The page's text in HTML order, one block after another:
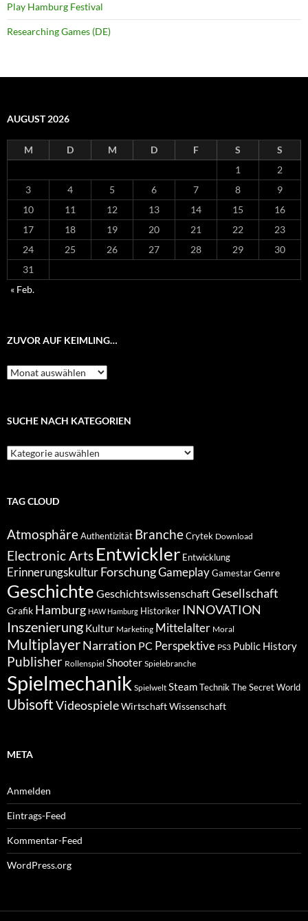
Play Hamburg Festival
Researching Games (DE)
AUGUST 2026
M D M D F S
S
1
2
3
4 5 6 7 8
9
10
11 12 13 14 15
16
17
18 19 20 21 22
23
24
25 26 27 28 29
30
31
« Feb.
ZUVOR AUF KEIMLING…
Zuvor
auf
SUCHE NACH KATEGORIEN
Suche
nach
TAG CLOUD
Atmosphäre Authentizität Branche Crytek Download
Electronic Arts Entwickler Entwicklung
Erinnerungskultur ForschungGameplay Gamestar Genre
Geschichte GeschichtswissenschaftGesellschaft
Grafik Hamburg HAW Hamburg Historiker INNOVATION
Inszenierung Kultur Marketing Mittelalter Moral
MultiplayerNarration PC Perspektive PS3 Public History
Publisher Rollenspiel Shooter Spielebranche
Spielmechanik Spielwelt Steam Technik The Secret World
UbisoftVideospieleWirtschaftWissenschaft
META
Anmelden
Eintrags-Feed
Kommentar-Feed
WordPress.org